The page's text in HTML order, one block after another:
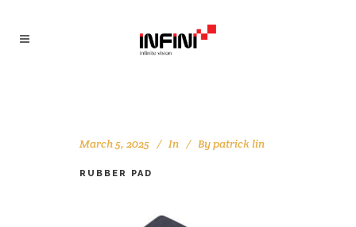
March 5, 2025 In Bypatrick lin
RUBBER PAD